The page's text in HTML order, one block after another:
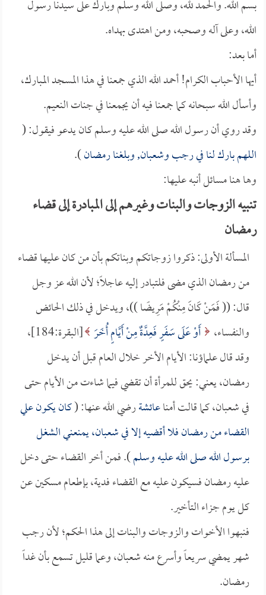
بسم الله. والحمد لله، وصلى الله وسلم وبارك على سيدنا رسول
الله، وعلى آله وصحبه، ومن اهتدى بهداه.
أما بعد:
أيها الأحباب الكرام! أحمد الله الذي جمعنا في هذا المسجد المبارك،
وأسأل الله سبحانه كما جمعنا فيه أن يجمعنا في جنات النعيم.
وقد روي أن رسول الله صلى الله عليه وسلم كان يدعو فيقول: (
اللهم بارك لنا في رجب وشعبان, وبلغنا رمضان).
وها هنا مسائل أنبه عليها:
تنبيه الزوجات والبنات وغيرهم إلى المبادرة إلى قضاء
رمضان
المسألة الأولى: ذكروا زوجاتكم وبناتكم بأن من كان عليها قضاء
من رمضان الذي مضى فلتبادر إليه عاجلاً؛ لأن الله عز وجل
قال: (( فَمَنْ كَانَ مِنْكُمْ مَرِيضًا ))، ويدخل في ذلك الحائض
والنفساء، أَوْ عَلَى سَفَرٍ فَعِدَّةٌ مِنْ أَيَّامٍ أُخَرَ
[البقرة:184]،
وقد قال علماؤنا: الأيام الأخر خلال العام قبل أن يدخل
رمضان، يعني: يحق للمرأة أن تقضي فيما شاءت من الأيام حتى
في شعبان، كما قالت أمناعائشةرضي الله عنها: (كان يكون علي
القضاء من رمضان فلا أقضيه إلا في شعبان، يمنعني الشغل
برسول الله صلى الله عليه وسلم). فمن أخر القضاء حتى دخل
عليه رمضان فسيكون عليه مع القضاء فدية، بإطعام مسكين عن
كل يوم جزاء التأخير.
فنبهوا الأخوات والزوجات والبنات إلى هذا الحكم؛ لأن رجب
شهر يمضي سريعاً وأسرع منه شعبان، وعما قليل تسمع بأن غداً
رمضان.